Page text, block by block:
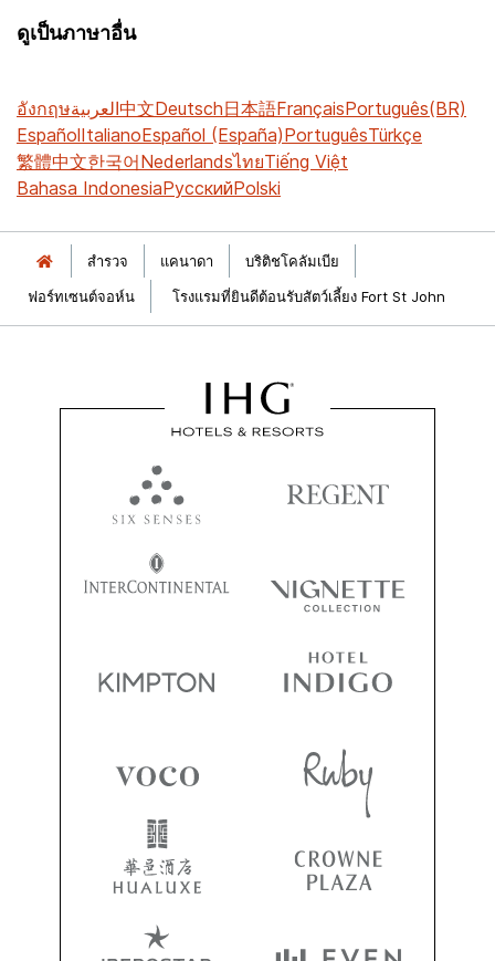
ดูเป็นภาษาอื่น
อังกฤษالعربية中文Deutsch日本語FrançaisPortuguês(BR)
EspañolItalianoEspañol (España)PortuguêsTürkçe
繁體中文한국어NederlandsไทยTiếng Việt
Bahasa IndonesiaРусскийPolski
สำรวจ แคนาดา
บริติชโคลัมเบีย
ฟอร์ทเซนต์จอห์น
โรงแรมที่ยินดีต้อนรับสัตว์เลี้ยง Fort St John